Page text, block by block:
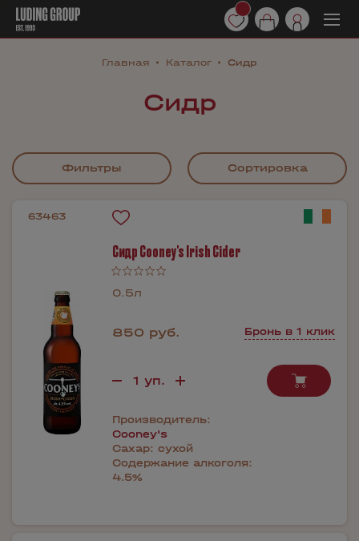
Главная Каталог Сидр
Сидр
Фильтры Сортировка
63463
Сидр Cooney's Irish Cider
0.5л
850 руб. Бронь в 1 клик
Производитель:
Cooney's
Сахар: сухой
Содержание алкоголя:
4.5%